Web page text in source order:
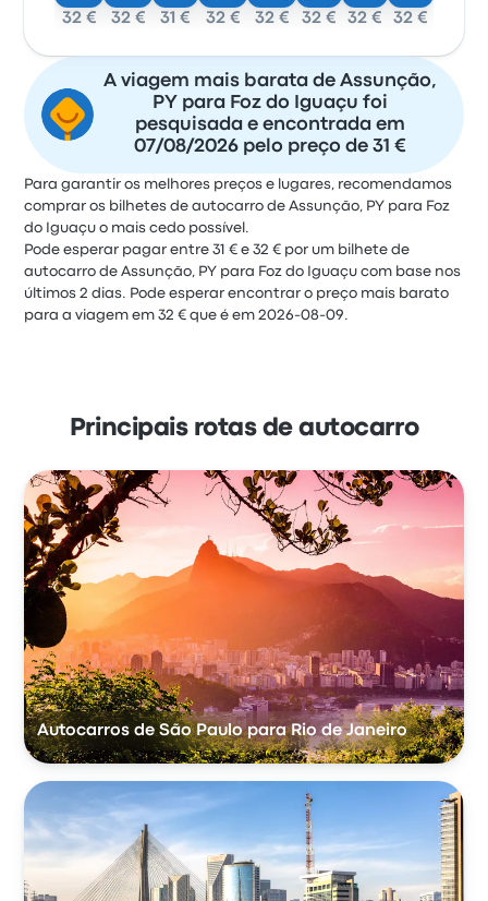
32 € 32 € 31 € 32 € 32 € 32 € 32 € 32 €
A viagem mais barata de Assunção,
PY para Foz do Iguaçu foi
pesquisada e encontrada em
07/08/2026 pelo preço de 31 €
Para garantir os melhores preços e lugares, recomendamos
comprar os bilhetes de autocarro de Assunção, PY para Foz
do Iguaçu o mais cedo possível.
Pode esperar pagar entre 31 € e 32 € por um bilhete de
autocarro de Assunção, PY para Foz do Iguaçu com base nos
últimos 2 dias. Pode esperar encontrar o preço mais barato
para a viagem em 32 € que é em 2026-08-09.
Principais rotas de autocarro
Autocarros de São Paulo para Rio de Janeiro